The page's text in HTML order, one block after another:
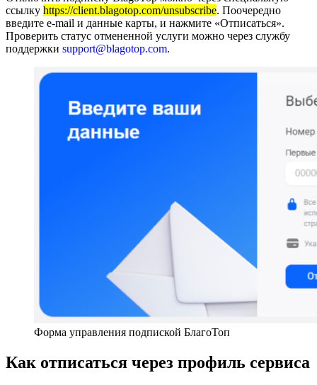
ссылку https://client.blagotop.com/unsubscribe. Поочередно
введите e-mail и данные карты, и нажмите «Отписаться».
Проверить статус отмененной услуги можно через службу
поддержки support@blagotop.com.
Форма управления подпиской БлагоТоп
Как отписаться через профиль сервиса